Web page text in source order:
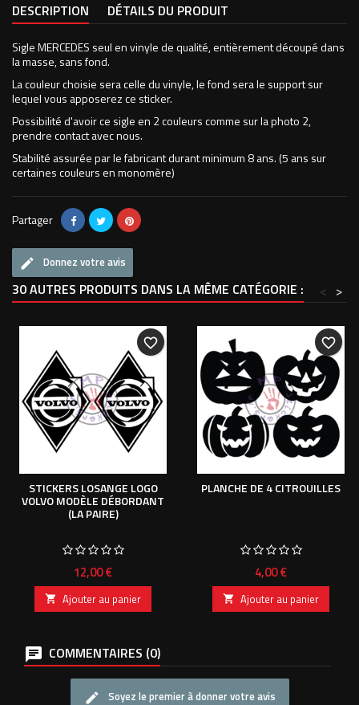
DESCRIPTION DÉTAILS DU PRODUIT
Sigle MERCEDES seul en vinyle de qualité, entièrement découpé dans
la masse, sans fond.
La couleur choisie sera celle du vinyle, le fond sera le support sur
lequel vous apposerez ce sticker.
Possibilité d'avoir ce sigle en 2 couleurs comme sur la photo 2,
prendre contact avec nous.
Stabilité assurée par le fabricant durant minimum 8 ans. (5 ans sur
certaines couleurs en monomère)
Partager
Donnez votre avis
30 AUTRES PRODUITS DANS LA MÊME CATÉGORIE : >
<
STICKERS LOSANGE LOGO
VOLVO MODÈLE DÉBORDANT
(LA PAIRE)
Prix
12,00 €
 Ajouter au panier
favorite_border
PLANCHE DE 4 CITROUILLES
Prix
4,00 €
 Ajouter au panier
favorite_border
COMMENTAIRES (0)
Soyez le premier à donner votre avis